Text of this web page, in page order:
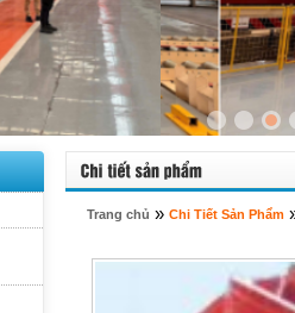
Trang chủ » Chi Tiết Sản Phẩm